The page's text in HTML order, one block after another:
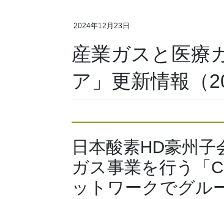
2024年12月23日
産業ガスと医療
ア」更新情報（
日本酸素HD豪州
ガス事業を行う「
ットワークでグル